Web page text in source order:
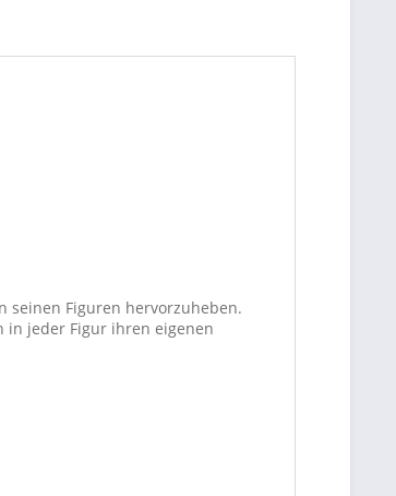
seinen Figuren hervorzuheben.
in jeder Figur ihren eigenen